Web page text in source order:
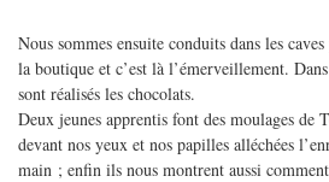
Nous sommes ensuite conduits dans les
la boutique et c’est là l’émerveillement.
sont réalisés les chocolats.
Deux jeunes apprentis font des moulages
devant nos yeux et nos papilles alléchées
main ; enfin ils nous montrent aussi